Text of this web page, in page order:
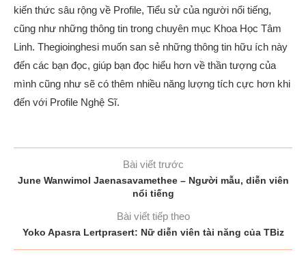
kiến thức sâu rộng về Profile, Tiểu sử của người nổi tiếng,
cũng như những thông tin trong chuyên mục Khoa Học Tâm
Linh. Thegioinghesi muốn san sẻ những thông tin hữu ích này
đến các bạn đọc, giúp bạn đọc hiểu hơn về thần tượng của
mình cũng như sẽ có thêm nhiều năng lượng tích cực hơn khi
đến với Profile Nghệ Sĩ.
Bài viết trước
June Wanwimol Jaenasavamethee – Người mẫu, diễn viên
nổi tiếng
Bài viết tiếp theo
Yoko Apasra Lertprasert: Nữ diễn viên tài năng của TBiz